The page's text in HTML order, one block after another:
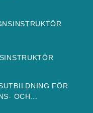
FÖR
OCH...